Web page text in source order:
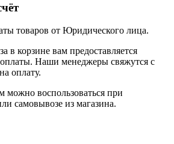
товаров от Юридического лица.
в корзине вам предоставляется
Наши менеджеры свяжутся с
оплату.
можно воспользоваться при
самовывозе из магазина.